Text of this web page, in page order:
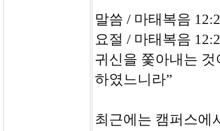
말씀 / 마태복음
요절 / 마태복음
귀신을 쫓아내는
하였느니라”
최근에는 캠퍼스에